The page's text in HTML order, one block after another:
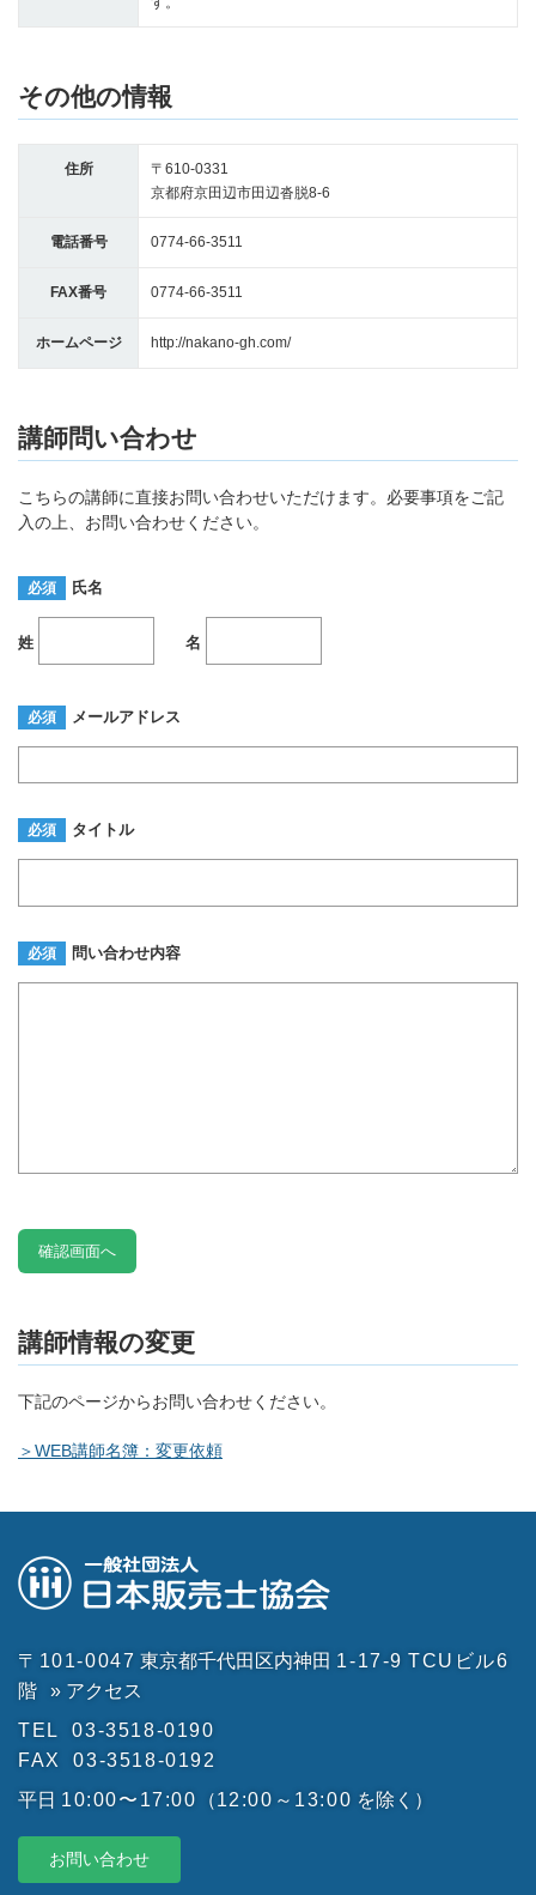
その他の情報
住所
〒610-0331
京都府京田辺市田辺沓脱8-6
電話番号 0774-66-3511
FAX番号 0774-66-3511
ホームページ http://nakano-gh.com/
講師問い合わせ
こちらの講師に直接お問い合わせいただけます。必要事項をご記
入の上、お問い合わせください。
必須 氏名
姓 名
必須 メールアドレス
必須 タイトル
必須 問い合わせ内容
講師情報の変更
下記のページからお問い合わせください。
＞WEB講師名簿：変更依頼
〒101-0047 東京都千代田区内神田 1-17-9 TCUビル6
階
» アクセス
TEL
03-3518-0190
FAX
03-3518-0192
平日 10:00〜17:00 （12:00～13:00 を除く）
お問い合わせ